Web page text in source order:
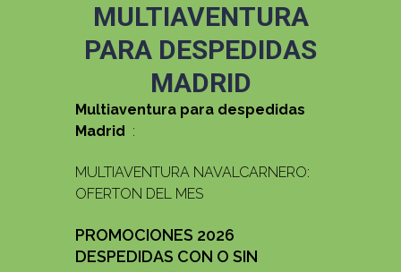
MULTIAVENTURA
PARA DESPEDIDAS
MADRID
Multiaventura para despedidas
Madrid :
MULTIAVENTURA NAVALCARNERO:
OFERTON DEL MES
PROMOCIONES 2026
DESPEDIDAS CON O SIN